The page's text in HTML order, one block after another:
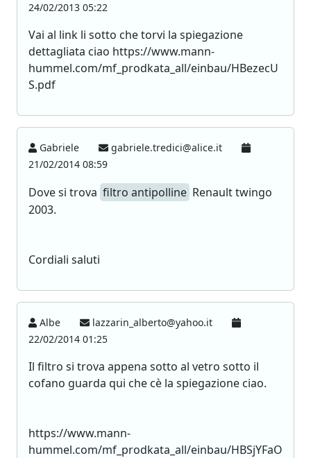
24/02/2013 05:22
Vai al link li sotto che torvi la spiegazione
dettagliata ciao https://www.mann-
hummel.com/mf_prodkata_all/einbau/HBezecU
S.pdf
Gabriele
gabriele.tredici@alice.it
21/02/2014 08:59
Dove si trova filtro antipolline Renault twingo
2003.
Cordiali saluti
Albe
lazzarin_alberto@yahoo.it
22/02/2014 01:25
Il filtro si trova appena sotto al vetro sotto il
cofano guarda qui che cè la spiegazione ciao.
https://www.mann-
hummel.com/mf_prodkata_all/einbau/HBSjYFaO